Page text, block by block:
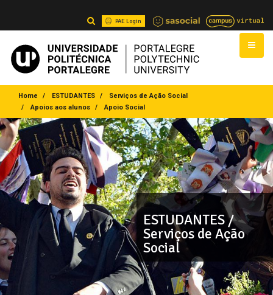
PAE Login
Home ESTUDANTES
Serviços de Ação Social
Apoios aos alunos
Apoio Social
ESTUDANTES /
Serviços de Ação
Social